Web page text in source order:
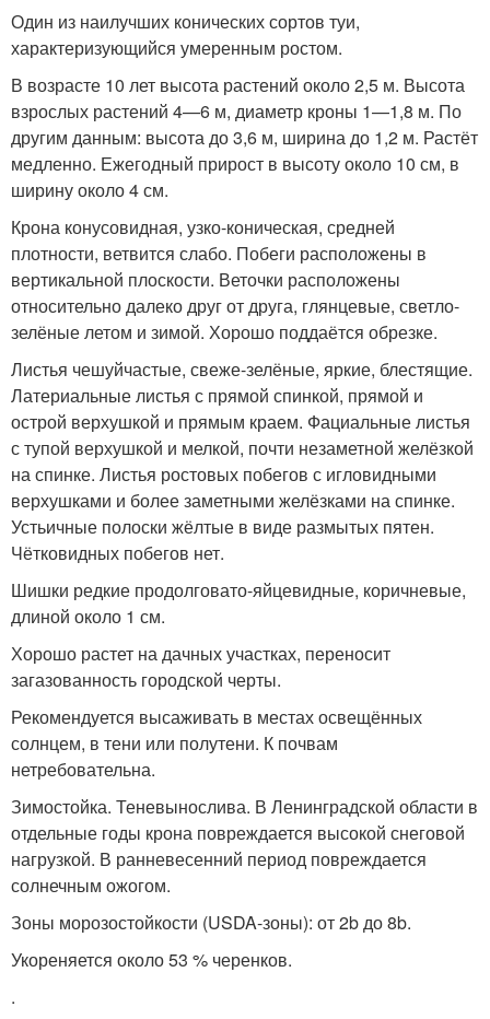
Один из наилучших конических сортов туи,
характеризующийся умеренным ростом.
В возрасте 10 лет высота растений около 2,5 м. Высота
взрослых растений 4—6 м, диаметр кроны 1—1,8 м. По
другим данным: высота до 3,6 м, ширина до 1,2 м. Растёт
медленно. Ежегодный прирост в высоту около 10 см, в
ширину около 4 см.
Крона конусовидная, узко-коническая, средней
плотности, ветвится слабо. Побеги расположены в
вертикальной плоскости. Веточки расположены
относительно далеко друг от друга, глянцевые, светло-
зелёные летом и зимой. Хорошо поддаётся обрезке.
Листья чешуйчастые, свеже-зелёные, яркие, блестящие.
Латериальные листья с прямой спинкой, прямой и
острой верхушкой и прямым краем. Фациальные листья
с тупой верхушкой и мелкой, почти незаметной желёзкой
на спинке. Листья ростовых побегов с игловидными
верхушками и более заметными желёзками на спинке.
Устьичные полоски жёлтые в виде размытых пятен.
Чётковидных побегов нет.
Шишки редкие продолговато-яйцевидные, коричневые,
длиной около 1 см.
Хорошо растет на дачных участках, переносит
загазованность городской черты.
Рекомендуется высаживать в местах освещённых
солнцем, в тени или полутени. К почвам
нетребовательна.
Зимостойка. Теневынослива. В Ленинградской области в
отдельные годы крона повреждается высокой снеговой
нагрузкой. В ранневесенний период повреждается
солнечным ожогом.
Зоны морозостойкости (USDA-зоны): от 2b до 8b.
Укореняется около 53 % черенков.
.